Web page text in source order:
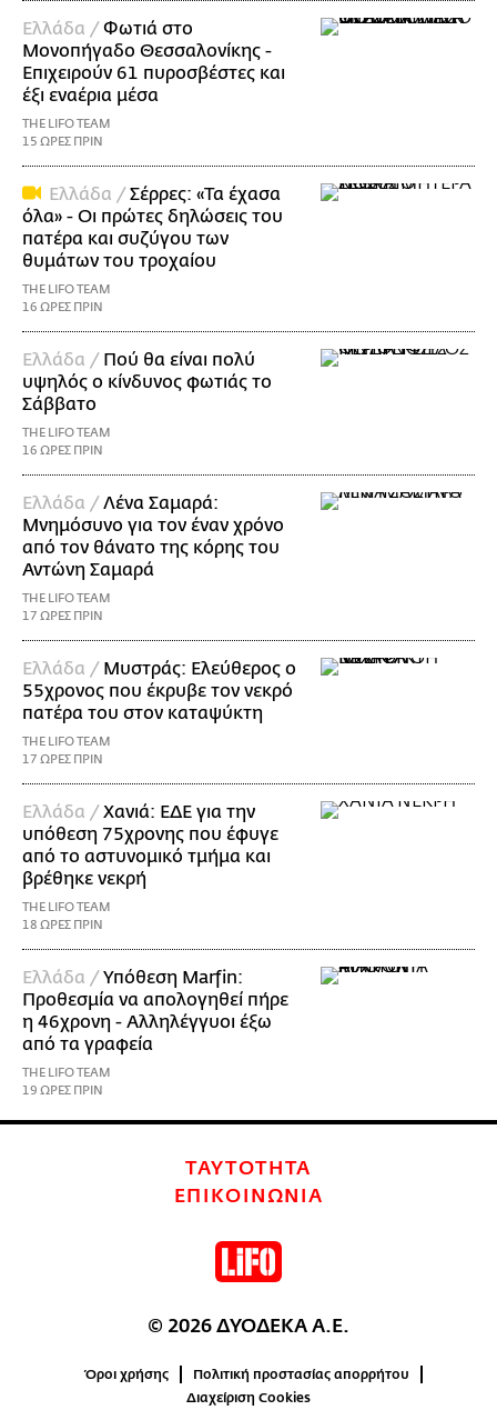
Ελλάδα /Φωτιά στο
Μονοπήγαδο Θεσσαλονίκης -
Επιχειρούν 61 πυροσβέστες και
έξι εναέρια μέσα
THE LIFO TEAM
15 ΩΡΕΣ ΠΡΙΝ
Ελλάδα /Σέρρες: «Τα έχασα
όλα» - Οι πρώτες δηλώσεις του
πατέρα και συζύγου των
θυμάτων του τροχαίου
THE LIFO TEAM
16 ΩΡΕΣ ΠΡΙΝ
Ελλάδα / Πού θα είναι πολύ
υψηλός ο κίνδυνος φωτιάς το
Σάββατο
THE LIFO TEAM
16 ΩΡΕΣ ΠΡΙΝ
Ελλάδα /Λένα Σαμαρά:
Μνημόσυνο για τον έναν χρόνο
από τον θάνατο της κόρης του
Αντώνη Σαμαρά
THE LIFO TEAM
17 ΩΡΕΣ ΠΡΙΝ
Ελλάδα / Μυστράς: Ελεύθερος ο
55χρονος που έκρυβε τον νεκρό
πατέρα του στον καταψύκτη
THE LIFO TEAM
17 ΩΡΕΣ ΠΡΙΝ
Ελλάδα /Χανιά: ΕΔΕ για την
υπόθεση 75χρονης που έφυγε
από το αστυνομικό τμήμα και
βρέθηκε νεκρή
THE LIFO TEAM
18 ΩΡΕΣ ΠΡΙΝ
Ελλάδα /Υπόθεση Marfin:
Προθεσμία να απολογηθεί πήρε
η 46χρονη - Αλληλέγγυοι έξω
από τα γραφεία
THE LIFO TEAM
19 ΩΡΕΣ ΠΡΙΝ
ΤΑΥΤΟΤΗΤΑ
ΕΠΙΚΟΙΝΩΝΙΑ
© 2026 ΔΥΟΔΕΚΑ Α.Ε.
Όροι χρήσης
Πολιτική προστασίας απορρήτου
Διαχείριση Cookies